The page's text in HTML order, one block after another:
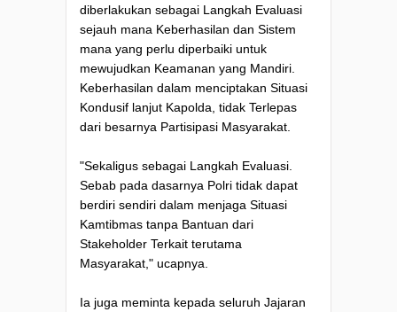
diberlakukan sebagai Langkah Evaluasi
sejauh mana Keberhasilan dan Sistem
mana yang perlu diperbaiki untuk
mewujudkan Keamanan yang Mandiri.
Keberhasilan dalam menciptakan Situasi
Kondusif lanjut Kapolda, tidak Terlepas
dari besarnya Partisipasi Masyarakat.
"Sekaligus sebagai Langkah Evaluasi.
Sebab pada dasarnya Polri tidak dapat
berdiri sendiri dalam menjaga Situasi
Kamtibmas tanpa Bantuan dari
Stakeholder Terkait terutama
Masyarakat," ucapnya.
Ia juga meminta kepada seluruh Jajaran